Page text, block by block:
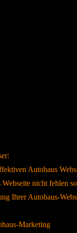
Autohaus
nicht fehlen
Ihrer Autohaus-
Marketing